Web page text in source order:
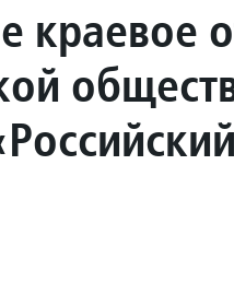
краевое